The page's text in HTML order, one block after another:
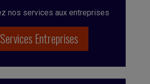
nos services aux entreprises
Services Entreprises